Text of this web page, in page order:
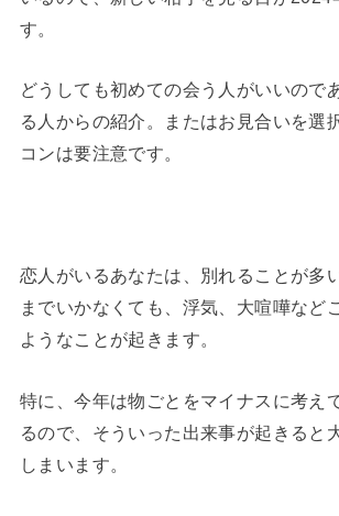
す。
どうしても初めての会う人がいいので
る人からの紹介。またはお見合いを選
コンは要注意です。
恋人がいるあなたは、別れることが多
までいかなくても、浮気、大喧嘩など
ようなことが起きます。
特に、今年は物ごとをマイナスに考え
るので、そういった出来事が起きると
しまいます。